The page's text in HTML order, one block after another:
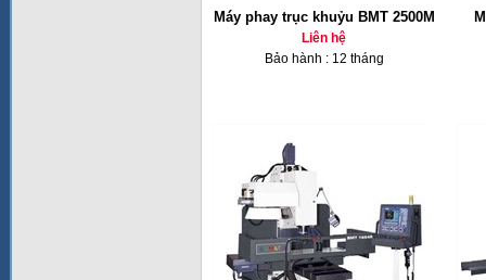
Máy phay trục khuỷu BMT 2500M
Liên hệ
Bảo hành : 12 tháng